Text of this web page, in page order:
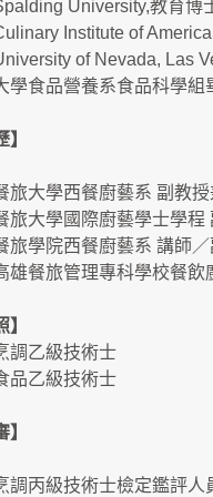
University,教育博
Institute of
of Nevada, Las
學食品營養系食品科學組
】
旅大學西餐廚藝系 副教
旅大學國際廚藝學士學程
旅學院西餐廚藝系 講師
雄餐旅管理專科學校餐飲
】
調乙級技術士
品乙級技術士
】
調丙級技術士檢定鑑評人